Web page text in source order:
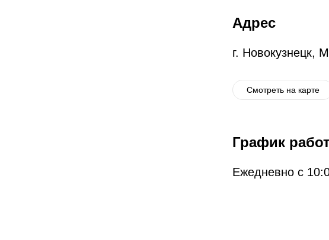
График
Ежедневно с
Адрес
Смотреть на карте
г. Новокузнецк,